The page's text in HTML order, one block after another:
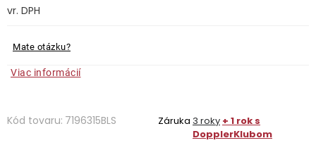
Mate otázku?
Viac informácií
Kód tovaru: 7196315BLS Záruka 3 roky + 1 rok s
DopplerKlubom